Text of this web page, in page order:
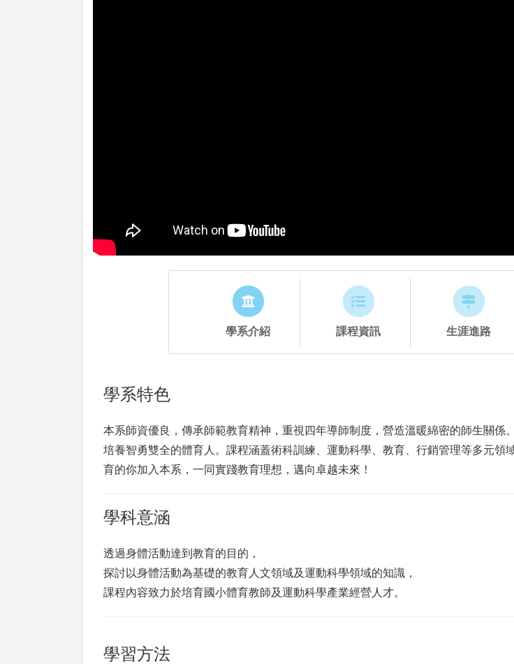
學系介紹 課程資訊 生涯進路
學系特色
本系師資優良，傳承師範教育精神，重視四年導師制度，營造溫暖綿密的師生關係
培養智勇雙全的體育人。課程涵蓋術科訓練、運動科學、教育、行銷管理等多元
育的你加入本系，一同實踐教育理想，邁向卓越未來！
學科意涵
透過身體活動達到教育的目的，
探討以身體活動為基礎的教育人文領域及運動科學領域的知識，
課程內容致力於培育國小體育教師及運動科學產業經營人才。
學習方法